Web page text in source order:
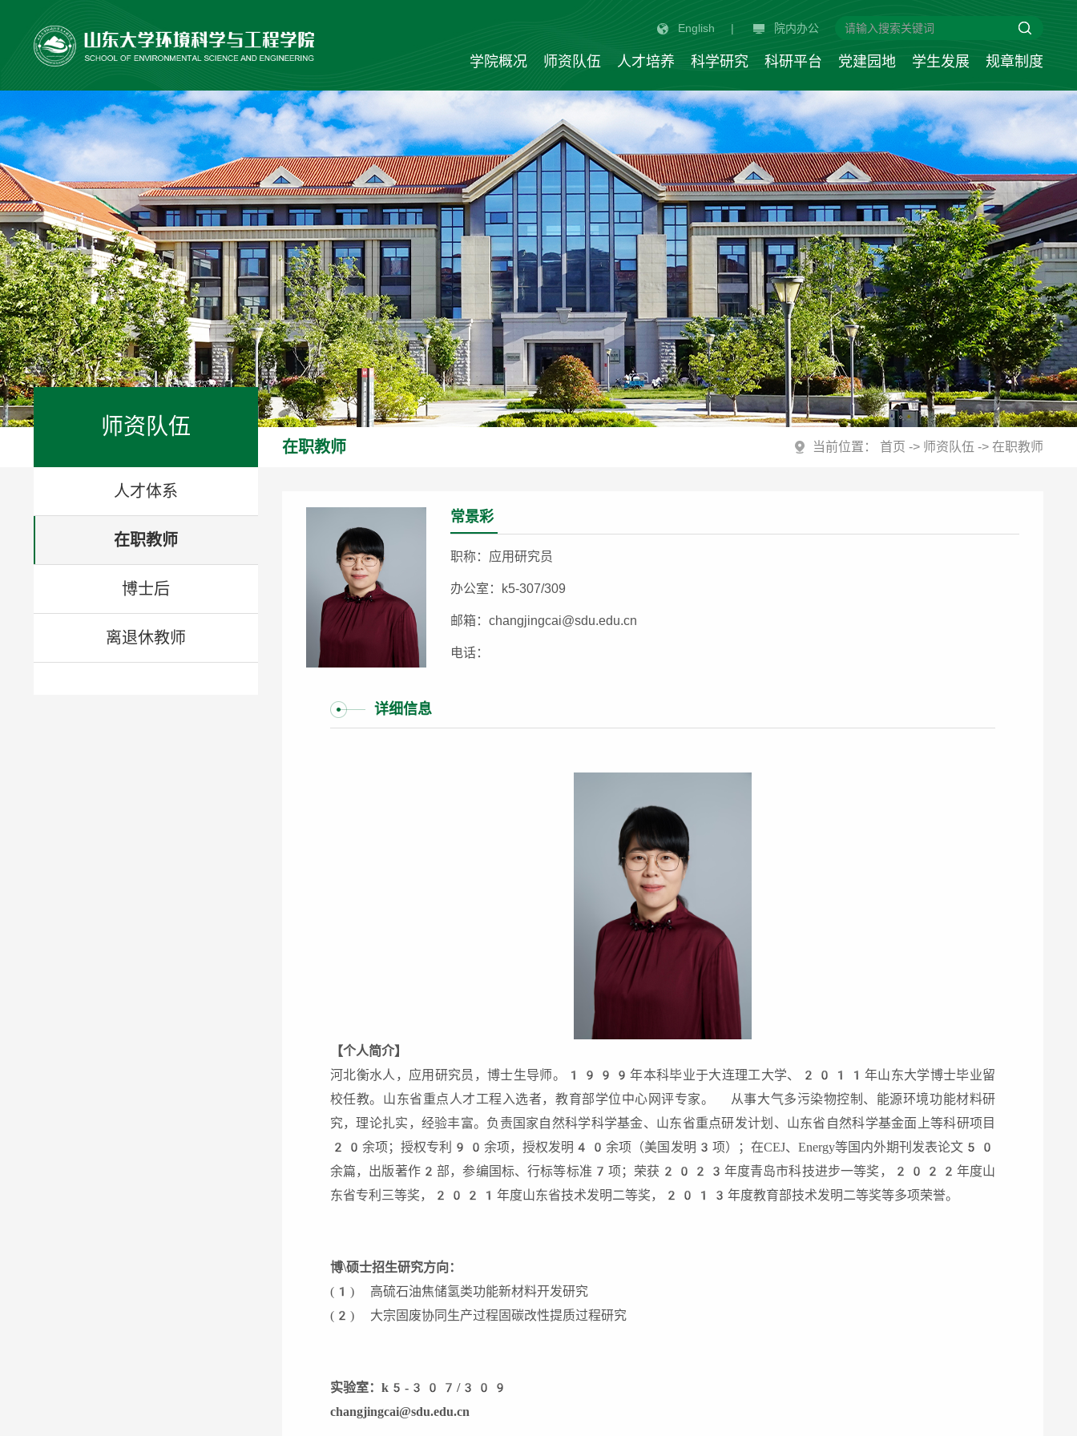
English | 院内办公
学院概况 师资队伍 人才培养 科学研究 科研平台 党建园地 学生发展 规章制度
师资队伍
人才体系
在职教师
博士后
离退休教师
在职教师 当前位置： 首页 -> 师资队伍 ->在职教师
常景彩
职称：应用研究员
办公室：k5-307/309
邮箱：changjingcai@sdu.edu.cn
电话：
详细信息
【个人简介】
河北衡水人，应用研究员，博士生导师。1999年本科毕业于大连理工大学、2011年山东大学博士毕业留
校任教。山东省重点人才工程入选者，教育部学位中心网评专家。 从事大气多污染物控制、能源环境功能材料研
究，理论扎实，经验丰富。负责国家自然科学科学基金、山东省重点研发计划、山东省自然科学基金面上等科研项目
20余项；授权专利90余项，授权发明40余项（美国发明3项）；在CEJ、Energy等国内外期刊发表论文50
余篇，出版著作2部，参编国标、行标等标准7项；荣获2023年度青岛市科技进步一等奖，2022年度山
东省专利三等奖，2021年度山东省技术发明二等奖，2013年度教育部技术发明二等奖等多项荣誉。
博\硕士招生研究方向：
(1) 高硫石油焦储氢类功能新材料开发研究
(2) 大宗固废协同生产过程固碳改性提质过程研究
实验室： k5-3
07/309
changjingcai@sdu.edu.cn